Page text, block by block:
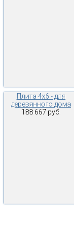
Плита 4х6 - для
деревянного дома
188 667 руб.